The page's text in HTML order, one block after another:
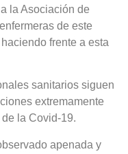
la Asociación de
de este
frente a esta
sanitarios siguen
extremamente
la Covid-19.
apenada y